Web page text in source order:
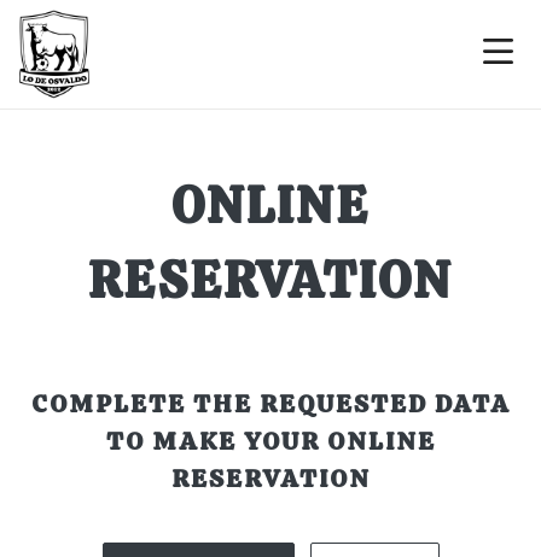
ONLINE
RESERVATION
COMPLETE THE REQUESTED DATA
TO MAKE YOUR ONLINE
RESERVATION